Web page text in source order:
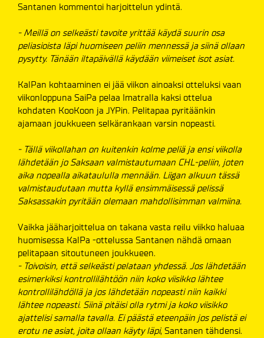
Santanen kommentoi harjoittelun ydintä.
- Meillä on selkeästi tavoite yrittää käydä suurin osa
peliasioista läpi huomiseen peliin mennessä ja siinä ollaan
pysytty. Tänään iltapäivällä käydään viimeiset isot asiat.
KalPan kohtaaminen ei jää viikon ainoaksi otteluksi vaan
viikonloppuna SaiPa pelaa Imatralla kaksi ottelua
kohdaten KooKoon ja JYPin. Pelitapaa pyritäänkin
ajamaan joukkueen selkärankaan varsin nopeasti.
- Tällä viikollahan on kuitenkin kolme peliä ja ensi viikolla
lähdetään jo Saksaan valmistautumaan CHL-peliin, joten
aika nopealla aikataululla mennään. Liigan alkuun tässä
valmistaudutaan mutta kyllä ensimmäisessä pelissä
Saksassakin pyritään olemaan mahdollisimman valmiina.
Vaikka jääharjoittelua on takana vasta reilu viikko haluaa
huomisessa KalPa -ottelussa Santanen nähdä omaan
pelitapaan sitoutuneen joukkueen.
- Toivoisin, että selkeästi pelataan yhdessä. Jos lähdetään
esimerkiksi kontrollilähtöön niin koko viisikko lähtee
kontrollilähdöllä ja jos lähdetään nopeasti niin kaikki
lähtee nopeasti. Siinä pitäisi olla rytmi ja koko viisikko
ajattelisi samalla tavalla. Ei päästä eteenpäin jos pelistä ei
erotu ne asiat, joita ollaan käyty läpi, Santanen tähdensi.